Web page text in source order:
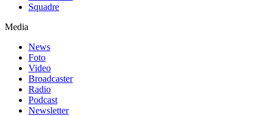
Squadre
Media
News
Foto
Video
Broadcaster
Radio
Podcast
Newsletter